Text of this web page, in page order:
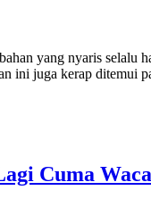
yang nyaris selalu
ini juga kerap ditemui
Cuma